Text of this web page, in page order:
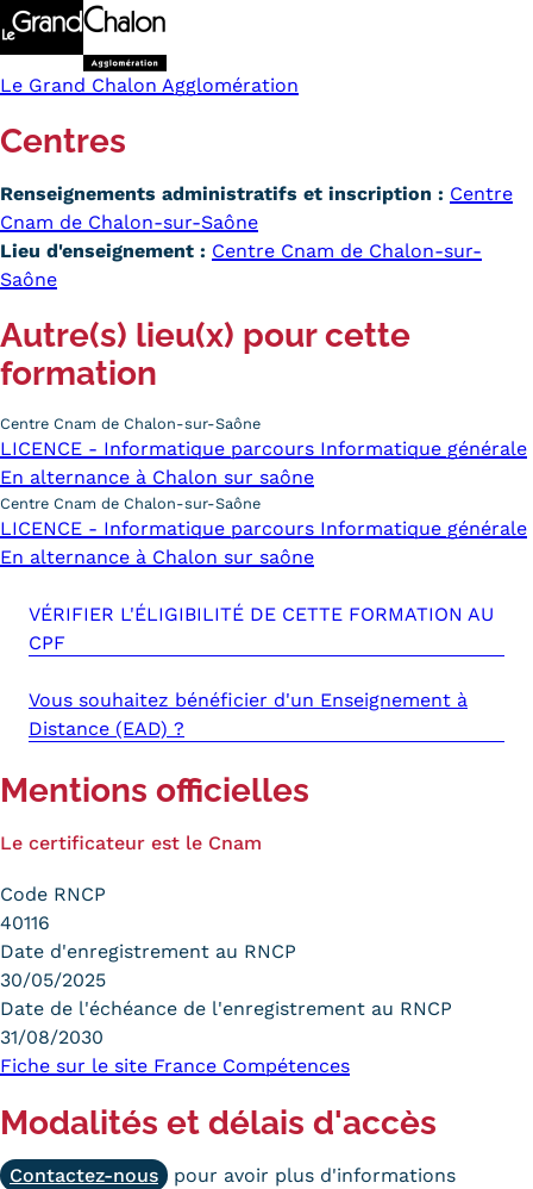
Le Grand Chalon Agglomération
Centres
Renseignements administratifs et inscription : Centre
Cnam de Chalon-sur-Saône
Lieu d'enseignement : Centre Cnam de Chalon-sur-
Saône
Autre(s) lieu(x) pour cette
formation
Centre Cnam de Chalon-sur-Saône
LICENCE - Informatique parcours Informatique générale
En alternance à Chalon sur saône
Centre Cnam de Chalon-sur-Saône
LICENCE - Informatique parcours Informatique générale
En alternance à Chalon sur saône
VÉRIFIER L'ÉLIGIBILITÉ DE CETTE FORMATION AU
CPF
Vous souhaitez bénéficier d'un Enseignement à
Distance (EAD) ?
Mentions officielles
Le certificateur est le Cnam
Code RNCP
40116
Date d'enregistrement au RNCP
30/05/2025
Date de l'échéance de l'enregistrement au RNCP
31/08/2030
Fiche sur le site France Compétences
Modalités et délais d'accès
Contactez-nous
pour avoir plus d'informations